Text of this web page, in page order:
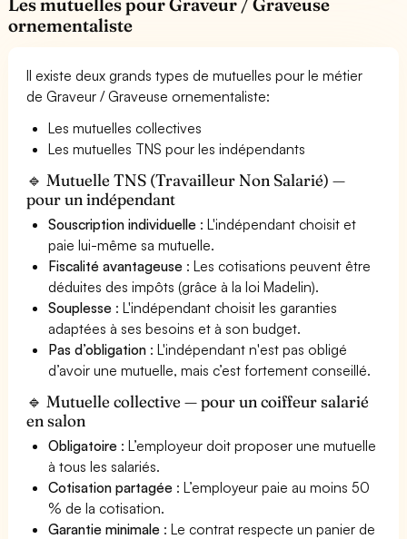
Les mutuelles pour Graveur / Graveuse
ornementaliste
Il existe deux grands types de mutuelles pour le métier
de Graveur / Graveuse ornementaliste:
Les mutuelles collectives
Les mutuelles TNS pour les indépendants
🔹 Mutuelle TNS (Travailleur Non Salarié) —
pour un indépendant
Souscription individuelle : L'indépendant choisit et
paie lui-même sa mutuelle.
Fiscalité avantageuse : Les cotisations peuvent être
déduites des impôts (grâce à la loi Madelin).
Souplesse : L'indépendant choisit les garanties
adaptées à ses besoins et à son budget.
Pas d’obligation : L'indépendant n'est pas obligé
d’avoir une mutuelle, mais c’est fortement conseillé.
🔹 Mutuelle collective — pour un coiffeur salarié
en salon
Obligatoire : L’employeur doit proposer une mutuelle
à tous les salariés.
Cotisation partagée : L’employeur paie au moins 50
% de la cotisation.
Garantie minimale : Le contrat respecte un panier de